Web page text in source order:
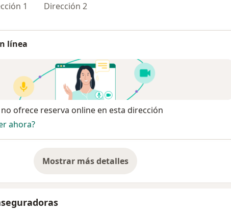
1 Dirección 2
línea
ofrece reserva online en esta dirección
ahora?
Mostrar más detalles
sobre la dirección